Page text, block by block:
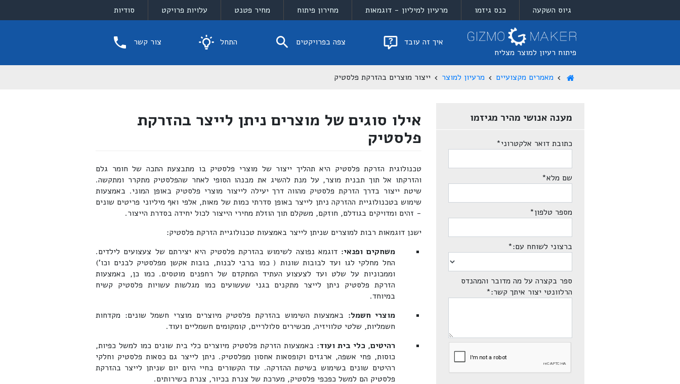
גיוס השקעה כנס גיזמו מרעיון למיליון - דוגמאות מחירון פיתוח מחיר פטנט עלויות פרויקט סודיות
פיתוח רעיון למוצר מצליח
איך זה עובד צפה בפרויקטים התחל צור קשר
מאמרים מקצועיים מרעיון למוצר ייצור מוצרים בהזרקת פלסטיק
אילו סוגים של מוצרים ניתן לייצר בהזרקת
פלסטיק
טכנולוגית הזרקת פלסטיק היא תהליך ייצור של מוצרי פלסטיק בו מתבצעת התכה של חומר גלם
והזרקתו אל תוך תבנית מוצר, על מנת להשיג את מבנהו הסופי לאחר שהפלסטיק מתקרר ומתקשה.
שיטת ייצור בדרך הזרקת פלסטיק מהווה דרך יעילה לייצור מוצרי פלסטיק באופן המוני. באמצעות
שימוש בטכנולוגיית ההזרקה ניתן לייצר באופן סדרתי כמות של מאות, אלפי ואף מיליוני פריטים שונים
- זהים ומדויקים בגודלם, חוזקם, משקלם תוך הוזלת מחירי הייצור לכול יחידה בסדרת הייצור.
ישנן דוגמאות רבות למוצרים שניתן לייצר באמצעות טכנולוגיית הזרקת פלסטיק:
משחקים ופנאי: דוגמא נפוצה לשימוש בהזרקת פלסטיק היא יצירתם של צעצועים לילדים.
החל מחלקי לגו ועד לבובות שונות ( כמו ברבי לבנות, בובות אקשן מפלסטיק לבנים וכו')
וממכוניות על שלט ועד לצעצוע העתיד המתקדם של רחפנים מוטסים. כמו כן, באמצעות
הזרקת פלסטיק ניתן לייצר מתקנים בגני שעשועים כמו מגלשות עשויות פלסטיק קשיח
במיוחד.
מוצרי חשמל: באמצעות השימוש בהזרקת פלסטיק מיוצרים מוצרי חשמל שונים: מקדחות
חשמליות, שלטי טלוויזיה, מכשירים סלולריים, קומקומים חשמליים ועוד.
רהיטים, כלי בית ועוד: באמצעות הזרקת פלסטיק מיוצרים כלי בית שונים כמו למשל כפיות,
כוסות, פחי אשפה, ארגזים וקופסאות אחסון מפלסטיק. ניתן לייצר גם כסאות פלסטיק וחלקי
רהיטים שונים בשימוש בשיטת ההזרקה. עוד הקשורים בחיי היום יום שניתן לייצר בהזרקת
פלסטיק הם למשל כפכפי פלסטיק, מערכת של צנרת בכיור, צנרת בשירותים.
מענה אנושי מהיר מגיזמו
כתובת דואר אלקטרוני*
שם מלא*
מספר טלפון*
ברצוני לשוחח עם:*
ספר בקצרה על מה מדובר והמהנדס
הרלוונטי יצור איתך קשר:*